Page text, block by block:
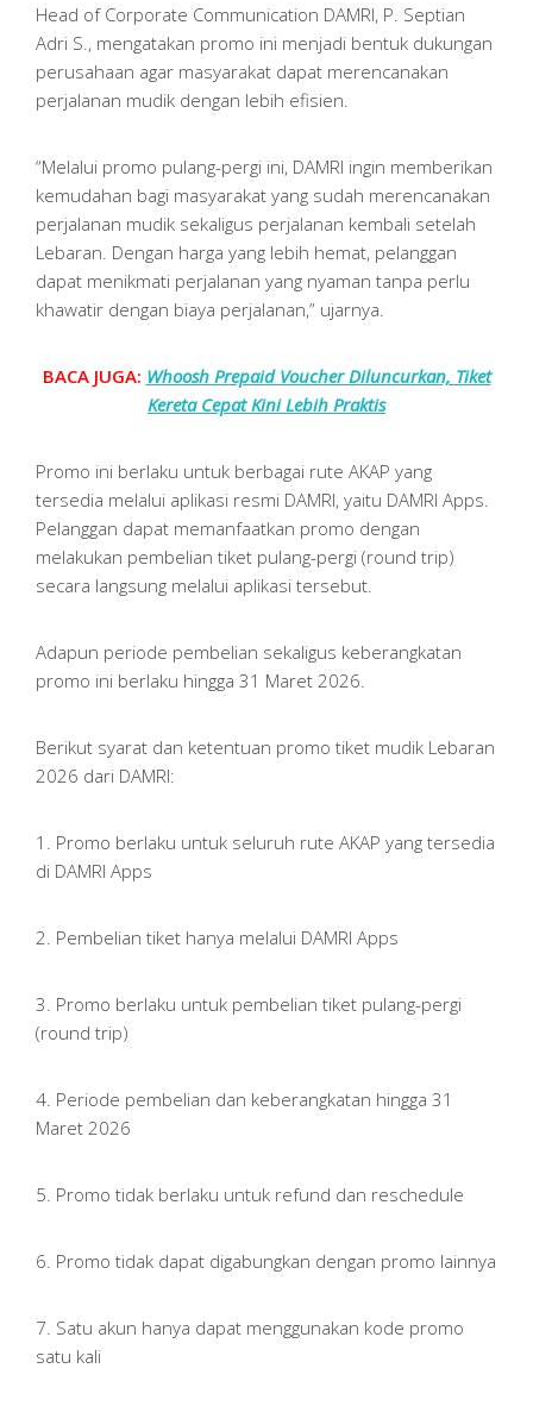
Head of Corporate Communication DAMRI, P. Septian
Adri S., mengatakan promo ini menjadi bentuk dukungan
perusahaan agar masyarakat dapat merencanakan
perjalanan mudik dengan lebih efisien.
“Melalui promo pulang-pergi ini, DAMRI ingin memberikan
kemudahan bagi masyarakat yang sudah merencanakan
perjalanan mudik sekaligus perjalanan kembali setelah
Lebaran. Dengan harga yang lebih hemat, pelanggan
dapat menikmati perjalanan yang nyaman tanpa perlu
khawatir dengan biaya perjalanan,” ujarnya.
BACA JUGA: Whoosh Prepaid Voucher Diluncurkan, Tiket
Kereta Cepat Kini Lebih Praktis
Promo ini berlaku untuk berbagai rute AKAP yang
tersedia melalui aplikasi resmi DAMRI, yaitu DAMRI Apps.
Pelanggan dapat memanfaatkan promo dengan
melakukan pembelian tiket pulang-pergi (round trip)
secara langsung melalui aplikasi tersebut.
Adapun periode pembelian sekaligus keberangkatan
promo ini berlaku hingga 31 Maret 2026.
Berikut syarat dan ketentuan promo tiket mudik Lebaran
2026 dari DAMRI:
1. Promo berlaku untuk seluruh rute AKAP yang tersedia
di DAMRI Apps
2. Pembelian tiket hanya melalui DAMRI Apps
3. Promo berlaku untuk pembelian tiket pulang-pergi
(round trip)
4. Periode pembelian dan keberangkatan hingga 31
Maret 2026
5. Promo tidak berlaku untuk refund dan reschedule
6. Promo tidak dapat digabungkan dengan promo lainnya
7. Satu akun hanya dapat menggunakan kode promo
satu kali